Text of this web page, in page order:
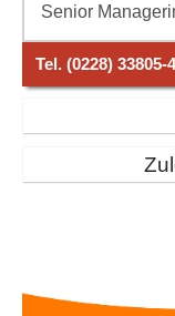
Senior
Tel. (0228)